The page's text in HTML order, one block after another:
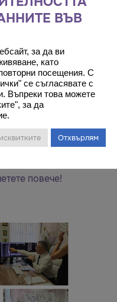
ви
повече!
ВЪВ
за да ви
като
посещения. С
се съгласявате с
Въпреки това можете
за да
Отхвърлям